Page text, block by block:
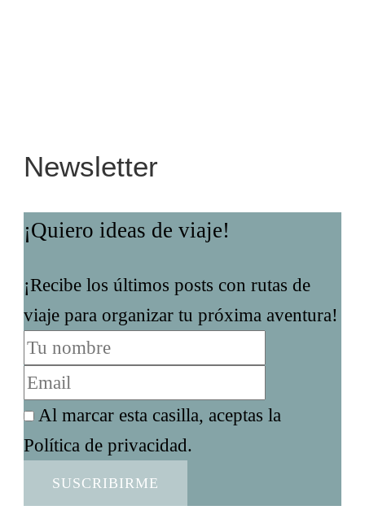
Newsletter
¡Quiero ideas de viaje!
¡Recibe los últimos posts con rutas de
viaje para organizar tu próxima aventura!
Al marcar esta casilla, aceptas la
Política de privacidad.